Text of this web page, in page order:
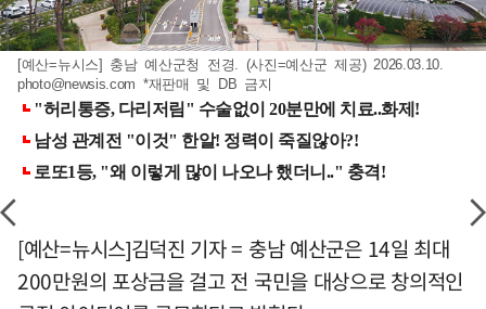
[예산=뉴시스] 충남 예산군청 전경. (사진=예산군 제공) 2026.03.10.
photo@newsis.com *재판매 및 DB 금지
[예산=뉴시스]김덕진 기자 = 충남 예산군은 14일 최대
200만원의 포상금을 걸고 전 국민을 대상으로 창의적인